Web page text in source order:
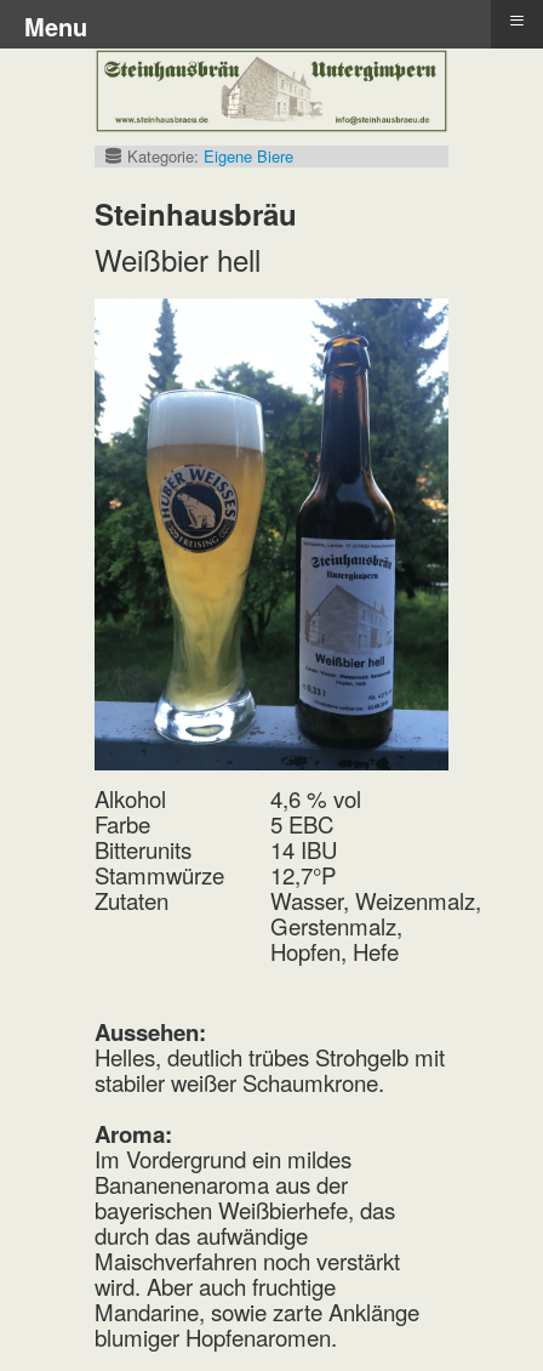
Kategorie: Eigene Biere
Steinhausbräu
Weißbier hell
Alkohol
4,6 % vol
Farbe
5 EBC
Bitterunits
14 IBU
Stammwürze
12,7°P
Zutaten
Wasser, Weizenmalz,
Gerstenmalz,
Hopfen, Hefe
Aussehen:
Helles, deutlich trübes Strohgelb mit
stabiler weißer Schaumkrone.
Aroma:
Im Vordergrund ein mildes
Bananenenaroma aus der
bayerischen Weißbierhefe, das
durch das aufwändige
Maischverfahren noch verstärkt
wird. Aber auch fruchtige
Mandarine, sowie zarte Anklänge
blumiger Hopfenaromen.
Menu ≡